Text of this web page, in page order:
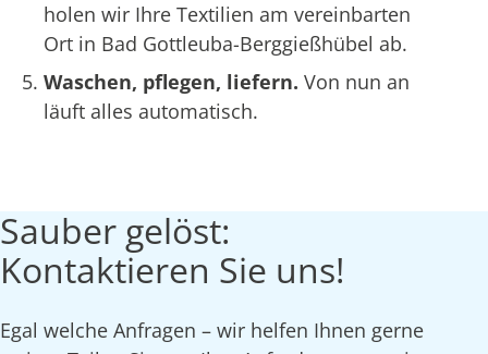
holen wir Ihre Textilien am vereinbarten
Ort in Bad Gottleuba-Berggießhübel ab.
Waschen, pflegen, liefern. Von nun an
läuft alles automatisch.
Sauber gelöst:
Kontaktieren Sie uns!
Egal welche Anfragen – wir helfen Ihnen gerne